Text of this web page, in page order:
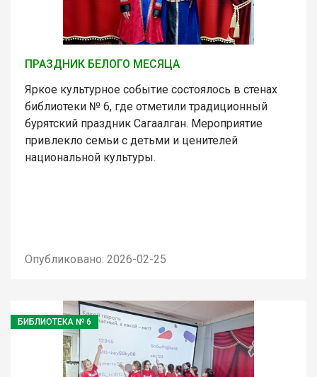
ПРАЗДНИК БЕЛОГО МЕСЯЦА
Яркое культурное событие состоялось в стенах
библиотеки № 6, где отметили традиционный
бурятский праздник Сагаалган. Мероприятие
привлекло семьи с детьми и ценителей
национальной культуры.
Опубликовано: 2026-02-25
БИБЛИОТЕКА № 6